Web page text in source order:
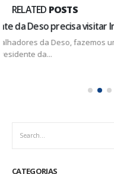
RELATED POSTS
14
maio
Insalubridade:
na Justiça
Graças a mais